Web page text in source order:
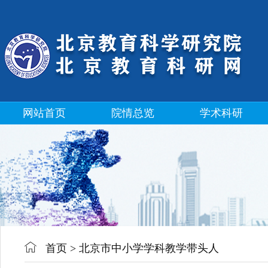
网站首页 院情总览 学术科研
首页 > 北京市中小学学科教学带头人